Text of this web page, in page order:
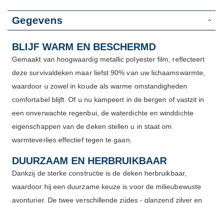
Gegevens
BLIJF WARM EN BESCHERMD
Gemaakt van hoogwaardig metallic polyester film, reflecteert
deze survivaldeken maar liefst 90% van uw lichaamswarmte,
waardoor u zowel in koude als warme omstandigheden
comfortabel blijft. Of u nu kampeert in de bergen of vastzit in
een onverwachte regenbui, de waterdichte en winddichte
eigenschappen van de deken stellen u in staat om
warmteverlies effectief tegen te gaan.
DUURZAAM EN HERBRUIKBAAR
Dankzij de sterke constructie is de deken herbruikbaar,
waardoor hij een duurzame keuze is voor de milieubewuste
avonturier. De twee verschillende zijdes - glanzend zilver en